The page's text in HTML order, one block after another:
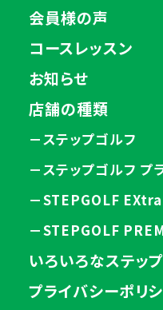
会員様の声
コースレッスン
お知らせ
店舗の種類
－ステップゴルフ
－ステップゴルフ プ
－STEPGOLF EXtra
－STEPGOLF
いろいろなステッ
プライバシーポリ